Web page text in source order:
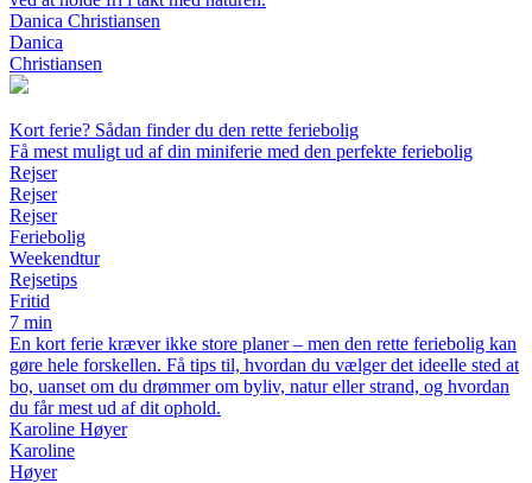
Danica Christiansen
Danica
Christiansen
Kort ferie? Sådan finder du den rette feriebolig
Få mest muligt ud af din miniferie med den perfekte feriebolig
Rejser
Rejser
Rejser
Feriebolig
Weekendtur
Rejsetips
Fritid
7 min
En kort ferie kræver ikke store planer – men den rette feriebolig kan
gøre hele forskellen. Få tips til, hvordan du vælger det ideelle sted at
bo, uanset om du drømmer om byliv, natur eller strand, og hvordan
du får mest ud af dit ophold.
Karoline Høyer
Karoline
Høyer